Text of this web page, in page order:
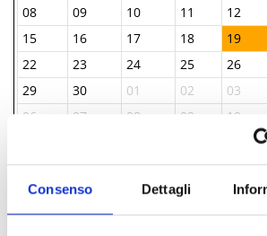
Consenso Dettagli
08
09 10 11 12
15
16 17 18 19
22
23 24 25 26
29
30 01 02 03
06
07 08 09 10